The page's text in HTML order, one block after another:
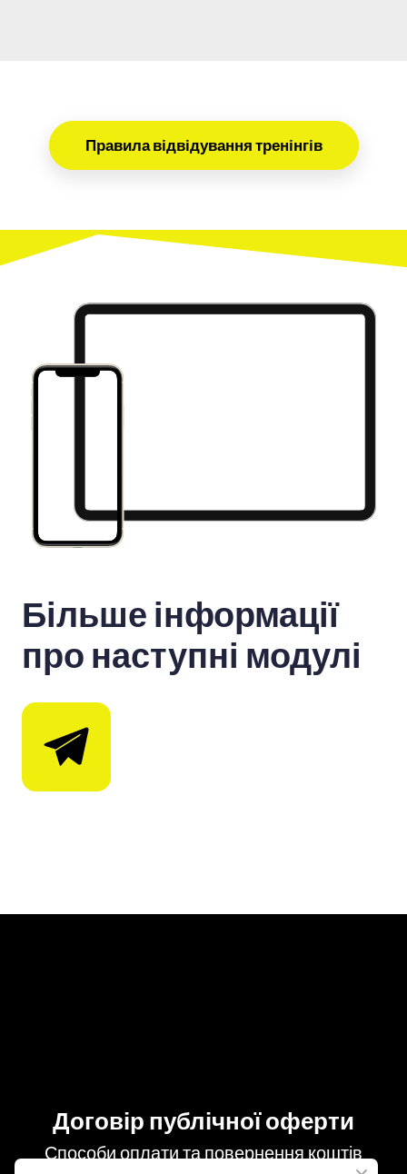
Правила відвідування тренінгів
Більше інформації
про наступні модулі
Договір публічної оферти
Способи оплати та повернення коштів